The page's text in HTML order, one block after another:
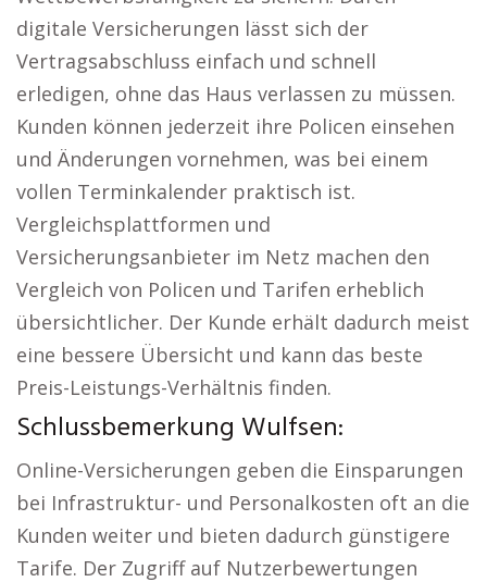
digitale Versicherungen lässt sich der
Vertragsabschluss einfach und schnell
erledigen, ohne das Haus verlassen zu müssen.
Kunden können jederzeit ihre Policen einsehen
und Änderungen vornehmen, was bei einem
vollen Terminkalender praktisch ist.
Vergleichsplattformen und
Versicherungsanbieter im Netz machen den
Vergleich von Policen und Tarifen erheblich
übersichtlicher. Der Kunde erhält dadurch meist
eine bessere Übersicht und kann das beste
Preis-Leistungs-Verhältnis finden.
Schlussbemerkung Wulfsen:
Online-Versicherungen geben die Einsparungen
bei Infrastruktur- und Personalkosten oft an die
Kunden weiter und bieten dadurch günstigere
Tarife. Der Zugriff auf Nutzerbewertungen